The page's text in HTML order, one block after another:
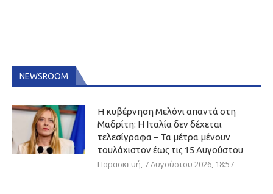
NEWSROOM
Η κυβέρνηση Μελόνι απαντά στη
Μαδρίτη: Η Ιταλία δεν δέχεται
τελεσίγραφα – Τα μέτρα μένουν
τουλάχιστον έως τις 15 Αυγούστου
Παρασκευή, 7 Αυγούστου 2026, 18:57